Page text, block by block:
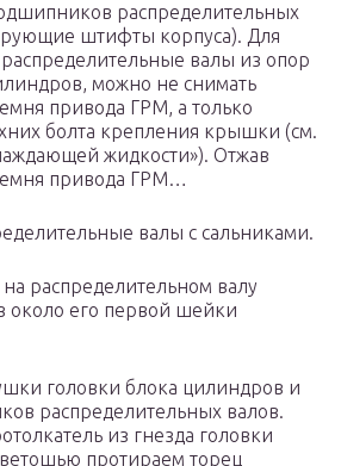
распределительных
штифты корпуса). Для
валы из опор
можно не снимать
привода ГРМ, а только
болта крепления крышки (см.
жидкости»). Отжав
привода ГРМ…
валы с сальниками.
распределительном валу
около его первой шейки
головки блока цилиндров и
распределительных валов.
из гнезда головки
протираем торец